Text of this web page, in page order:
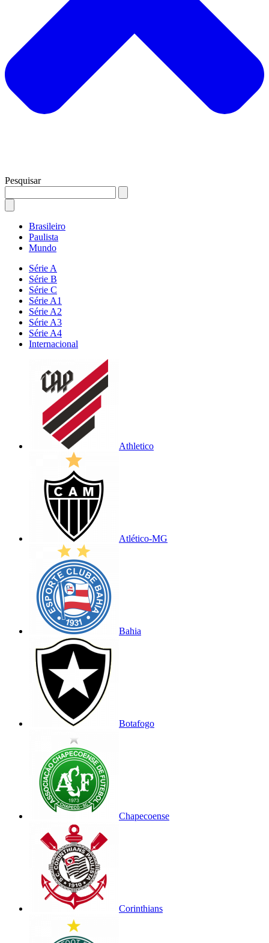
Pesquisar
Brasileiro
Paulista
Mundo
Série A
Série B
Série C
Série A1
Série A2
Série A3
Série A4
Internacional
Athletico
Atlético-MG
Bahia
Botafogo
Chapecoense
Corinthians